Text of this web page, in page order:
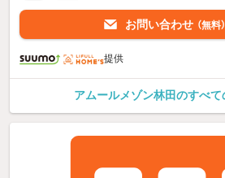
お問い合わせ （無料）
提供
アムールメゾン林田のすべて